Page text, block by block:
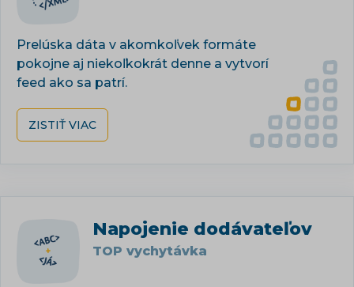
Prelúska dáta v akomkoľvek formáte
pokojne aj niekoľkokrát denne a vytvorí
feed ako sa patrí.
ZISTIŤ VIAC
Napojenie dodávateľov
TOP vychytávka